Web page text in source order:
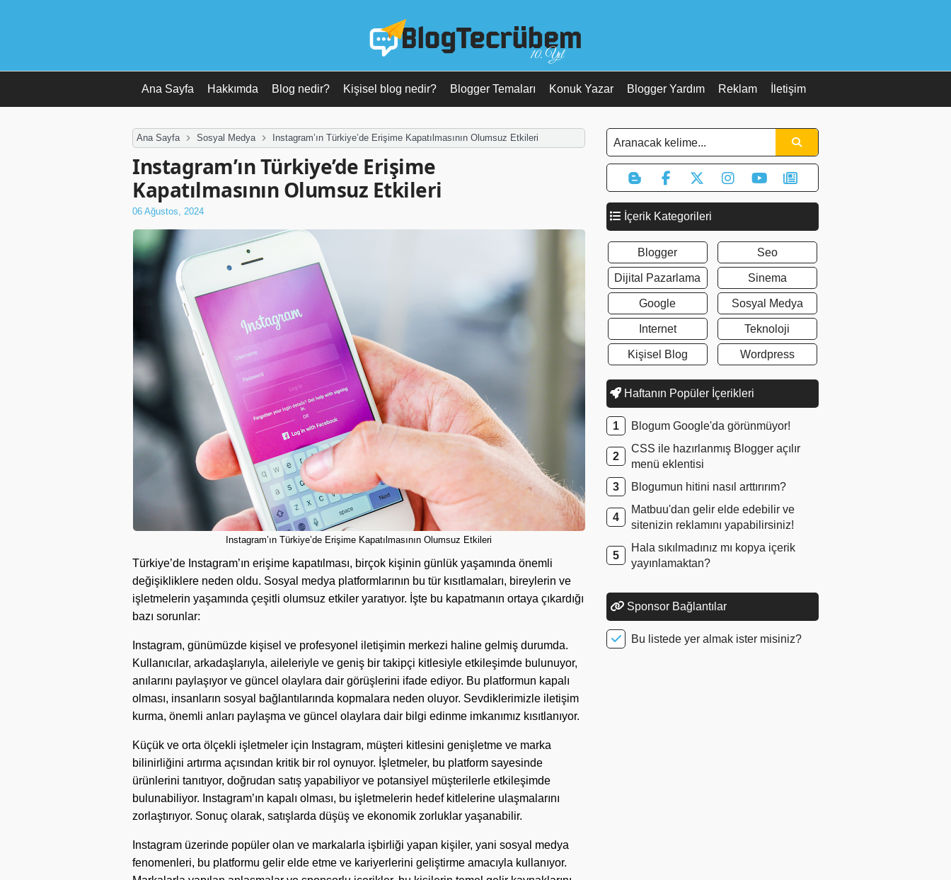
10. Yıl
Ana Sayfa Hakkımda Blog nedir? Kişisel blog nedir? Blogger Temaları Konuk Yazar Blogger Yardım Reklam İletişim
Ana Sayfa Sosyal Medya Instagram’ın Türkiye’de Erişime Kapatılmasının Olumsuz Etkileri
Instagram’ın Türkiye’de Erişime
Kapatılmasının Olumsuz Etkileri
06 Ağustos, 2024
Instagram’ın Türkiye’de Erişime Kapatılmasının Olumsuz Etkileri
Türkiye’de Instagram’ın erişime kapatılması, birçok kişinin günlük yaşamında önemli
değişikliklere neden oldu. Sosyal medya platformlarının bu tür kısıtlamaları, bireylerin ve
işletmelerin yaşamında çeşitli olumsuz etkiler yaratıyor. İşte bu kapatmanın ortaya çıkardığı
bazı sorunlar:
Instagram, günümüzde kişisel ve profesyonel iletişimin merkezi haline gelmiş durumda.
Kullanıcılar, arkadaşlarıyla, aileleriyle ve geniş bir takipçi kitlesiyle etkileşimde bulunuyor,
anılarını paylaşıyor ve güncel olaylara dair görüşlerini ifade ediyor. Bu platformun kapalı
olması, insanların sosyal bağlantılarında kopmalara neden oluyor. Sevdiklerimizle iletişim
kurma, önemli anları paylaşma ve güncel olaylara dair bilgi edinme imkanımız kısıtlanıyor.
Küçük ve orta ölçekli işletmeler için Instagram, müşteri kitlesini genişletme ve marka
bilinirliğini artırma açısından kritik bir rol oynuyor. İşletmeler, bu platform sayesinde
ürünlerini tanıtıyor, doğrudan satış yapabiliyor ve potansiyel müşterilerle etkileşimde
bulunabiliyor. Instagram’ın kapalı olması, bu işletmelerin hedef kitlelerine ulaşmalarını
zorlaştırıyor. Sonuç olarak, satışlarda düşüş ve ekonomik zorluklar yaşanabilir.
Instagram üzerinde popüler olan ve markalarla işbirliği yapan kişiler, yani sosyal medya
fenomenleri, bu platformu gelir elde etme ve kariyerlerini geliştirme amacıyla kullanıyor.
İçerik Kategorileri
Blogger
Dijital Pazarlama
Google
Internet
Kişisel Blog
Seo
Sinema
Sosyal Medya
Teknoloji
Wordpress
Haftanın Popüler İçerikleri
Blogum Google'da görünmüyor!
CSS ile hazırlanmış Blogger açılır
menü eklentisi
Blogumun hitini nasıl arttırırım?
Matbuu'dan gelir elde edebilir ve
sitenizin reklamını yapabilirsiniz!
Hala sıkılmadınız mı kopya içerik
yayınlamaktan?
Sponsor Bağlantılar
Bu listede yer almak ister misiniz?